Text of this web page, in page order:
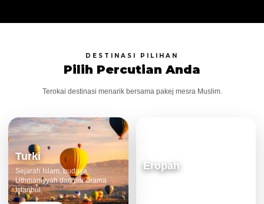
DESTINASI PILIHAN
Pilih Percutian Anda
Terokai destinasi menarik bersama pakej mesra Muslim.
Turki
Sejarah Islam, budaya
Uthmaniyyah dan panorama
Istanbul.
Eropah